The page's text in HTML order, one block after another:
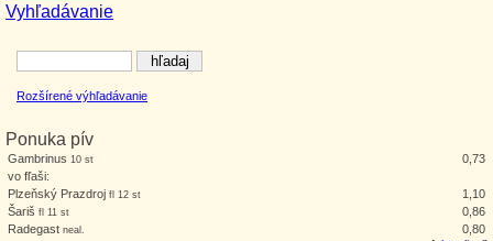
Vyhľadávanie
Rozšírené výhľadávanie
Ponuka pív
Gambrinus 10 st
0,73
vo fľaši:
Plzeňský Prazdroj fl 12 st
1,10
Šariš fl 11 st
0,86
Radegast neal.
0,80